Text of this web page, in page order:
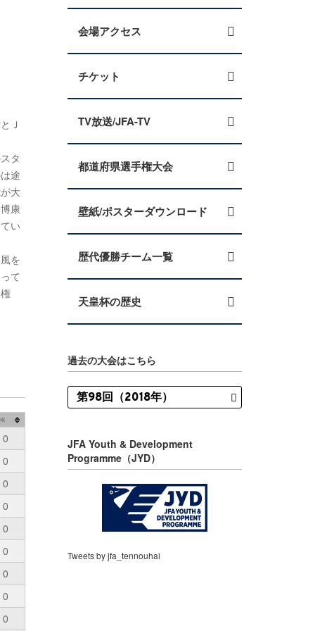
Ｊ
タ
途
大
康
い
を
て
点
0
0
0
0
0
0
0
0
0
会場アクセス
チケット
TV放送/JFA-TV
都道府県選手権大会
壁紙/ポスターダウンロード
歴代優勝チーム一覧
天皇杯の歴史
過去の大会はこちら
JFA Youth & Development
Programme（JYD）
Tweets by jfa_tennouhai